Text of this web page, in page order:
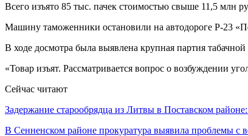
Всего изъято 85 тыс. пачек стоимостью свыше 11,5 млн
Машину таможенники остановили на автодороге Р-23
В ходе досмотра была выявлена крупная партия
«Товар изъят. Рассматривается вопрос о возбуждении
Сейчас читают
Задержание старообрядца из Литвы в Поставском
В Сенненском районе прокуратура выявила проблемы с